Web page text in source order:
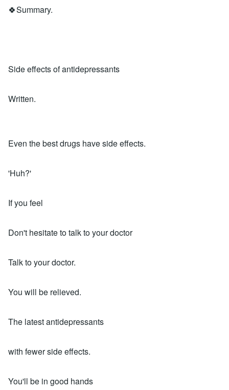
🍀Summary.
Side effects of antidepressants
Written.
Even the best drugs have side effects.
'Huh?'
If you feel
Don't hesitate to talk to your doctor
Talk to your doctor.
You will be relieved.
The latest antidepressants
with fewer side effects.
You'll be in good hands